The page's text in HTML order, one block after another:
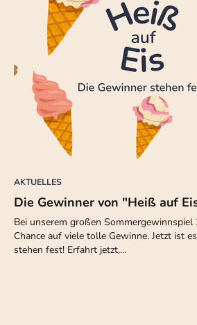
AKTUELLES
Die Gewinner von "Heiß auf
Bei unserem großen
Chance auf viele tolle Gewinne. Jetzt ist
stehen fest! Erfahrt jetzt,…